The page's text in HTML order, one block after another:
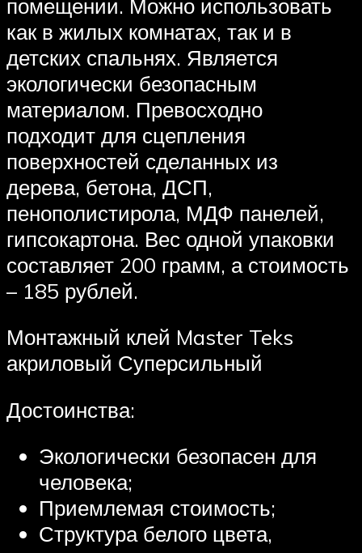
помещении. Можно использовать
как в жилых комнатах, так и в
детских спальнях. Является
экологически безопасным
материалом. Превосходно
подходит для сцепления
поверхностей сделанных из
дерева, бетона, ДСП,
пенополистирола, МДФ панелей,
гипсокартона. Вес одной упаковки
составляет 200 грамм, а стоимость
– 185 рублей.
Монтажный клей Master Teks
акриловый Суперсильный
Достоинства:
Экологически безопасен для
человека;
Приемлемая стоимость;
Структура белого цвета,